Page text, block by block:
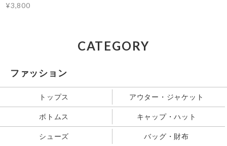
¥3,800
CATEGORY
ファッション
トップス アウター・ジャケット
ボトムス キャップ・ハット
シューズ バッグ・財布